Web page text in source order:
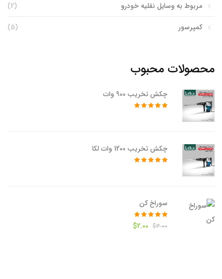
مربوط به وسایل نقلیه خودرو
(2)
کمپرسور
(5)
محصولات محبوب
چکش تخریب 900 وات
چکش تخریب 1200 وات لکا
سوراخ کن
$3.00
قیمت
$2.00